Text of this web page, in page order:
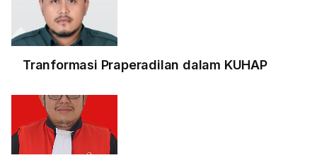
Tranformasi Praperadilan dalam KUHAP